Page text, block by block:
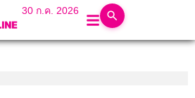
30 ก.ค. 2026